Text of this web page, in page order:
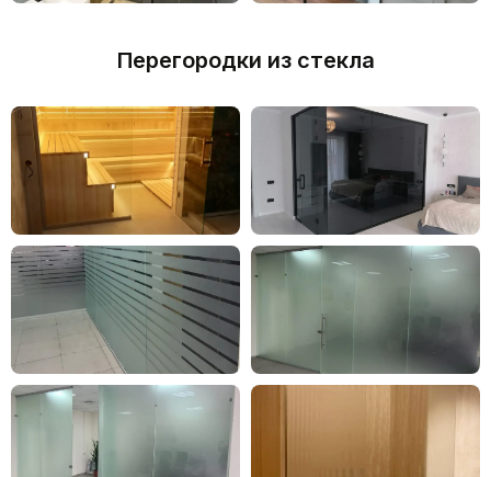
Перегородки из стекла